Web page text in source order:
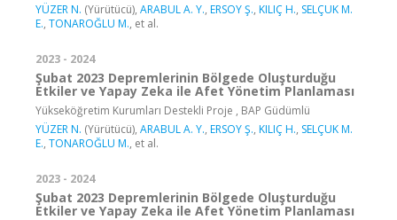
YÜZER N. (Yürütücü), ARABUL A. Y., ERSOY Ş., KILIÇ H., SELÇUK M.
E., TONAROĞLU M., et al.
2023 - 2024
Şubat 2023 Depremlerinin Bölgede Oluşturduğu
Etkiler ve Yapay Zeka ile Afet Yönetim Planlaması
Yükseköğretim Kurumları Destekli Proje , BAP Güdümlü
YÜZER N. (Yürütücü), ARABUL A. Y., ERSOY Ş., KILIÇ H., SELÇUK M.
E., TONAROĞLU M., et al.
2023 - 2024
Şubat 2023 Depremlerinin Bölgede Oluşturduğu
Etkiler ve Yapay Zeka ile Afet Yönetim Planlaması